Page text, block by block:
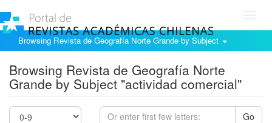
Browsing Revista de Geografía Norte Grande by Subject
Browsing Revista de Geografía Norte
Grande by Subject "actividad comercial"
Go